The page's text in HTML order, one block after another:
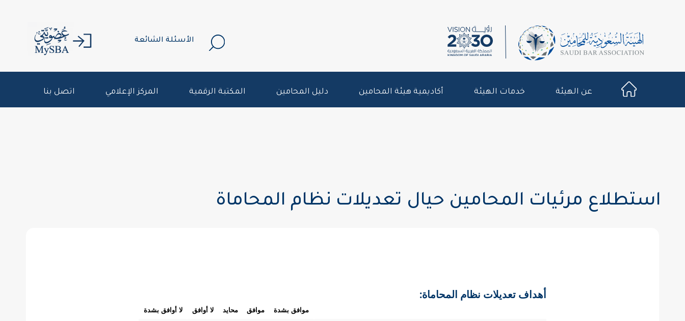
الأسئلة الشائعة
عن الهيئة خدمات الهيئة أكاديمية هيئة المحامين دليل المحامين المكتبة الرقمية المركز الإعلامي اتصل بنا
استطلاع مرئيات المحامين حيال تعديلات نظام المحاماة
أهداف تعديلات نظام المحاماة:
موافق بشدة موافق محايد لا أوافق لا أوافق بشدة